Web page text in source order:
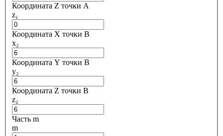
Координата Z точки A
z₁
Координата X точки B
x₂
Координата Y точки B
y₂
Координата Z точки B
z₂
Часть m
m